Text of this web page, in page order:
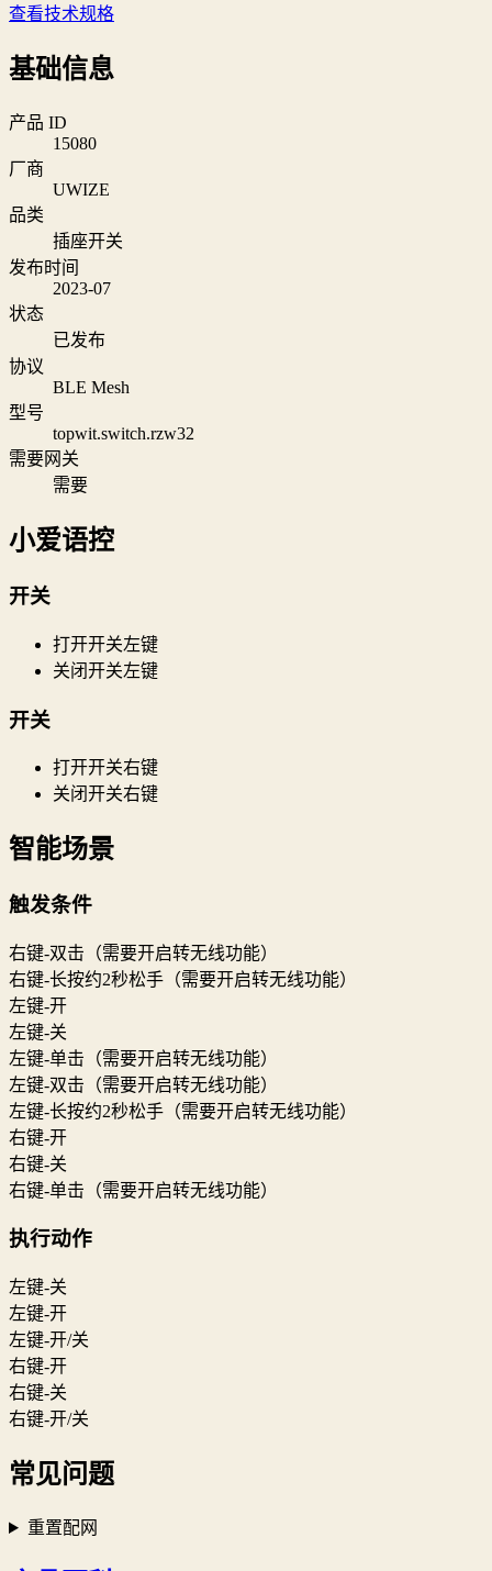
查看技术规格
基础信息
产品 ID
15080
厂商
UWIZE
品类
插座开关
发布时间
2023-07
状态
已发布
协议
BLE Mesh
型号
topwit.switch.rzw32
需要网关
需要
小爱语控
开关
打开开关左键
关闭开关左键
开关
打开开关右键
关闭开关右键
智能场景
触发条件
右键-双击（需要开启转无线功能）
右键-长按约2秒松手（需要开启转无线功能）
左键-开
左键-关
左键-单击（需要开启转无线功能）
左键-双击（需要开启转无线功能）
左键-长按约2秒松手（需要开启转无线功能）
右键-开
右键-关
右键-单击（需要开启转无线功能）
执行动作
左键-关
左键-开
左键-开/关
右键-开
右键-关
右键-开/关
常见问题
重置配网